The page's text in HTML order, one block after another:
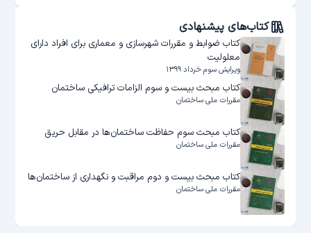
کتاب‌های پیشنهادی
کتاب ضوابط و مقررات شهرسازی و معماری برای افراد دارای
معلولیت
ویرایش سوم خرداد ۱۳۹۹
کتاب مبحث بیست و سوم الزامات ترافیکی ساختمان
مقررات ملی ساختمان
کتاب مبحث سوم حفاظت ساختمان‌ها در مقابل حریق
مقررات ملی ساختمان
کتاب مبحث بیست و دوم مراقبت و نگهداری از ساختمان‌ها
مقررات ملی ساختمان